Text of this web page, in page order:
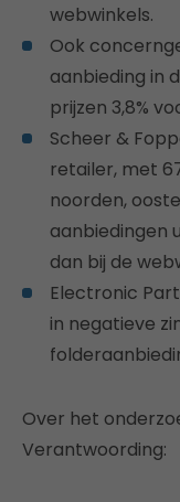
webwinkels.
Ook
aanbieding in
prijzen 3,8%
Scheer &
retailer, met
noorden,
aanbiedingen
dan bij de
Electronic
in negatieve
Over het
Verantwoording: